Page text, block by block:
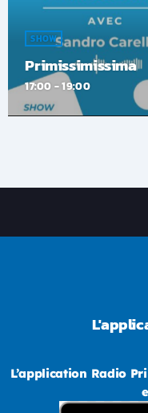
SHOW
Primissimissima
17:00 - 19:00
L’application Radio